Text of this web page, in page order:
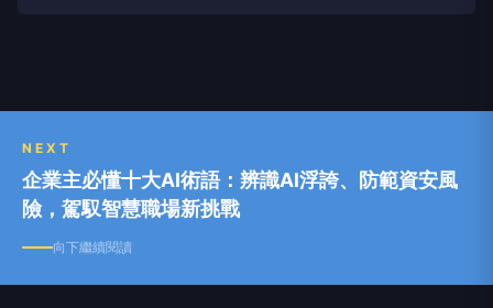
NEXT
企業主必懂十大AI術語：辨識AI浮誇、防範資安風
險，駕馭智慧職場新挑戰
向下繼續閱讀